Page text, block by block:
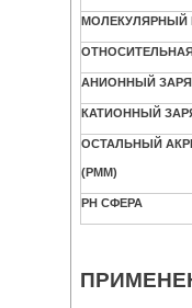
МОЛЕКУЛЯРНЫЙ
АНИОННЫЙ
КАТИОННЫЙ
ОСТАЛЬНЫЙ
(РММ)
PH СФЕРА